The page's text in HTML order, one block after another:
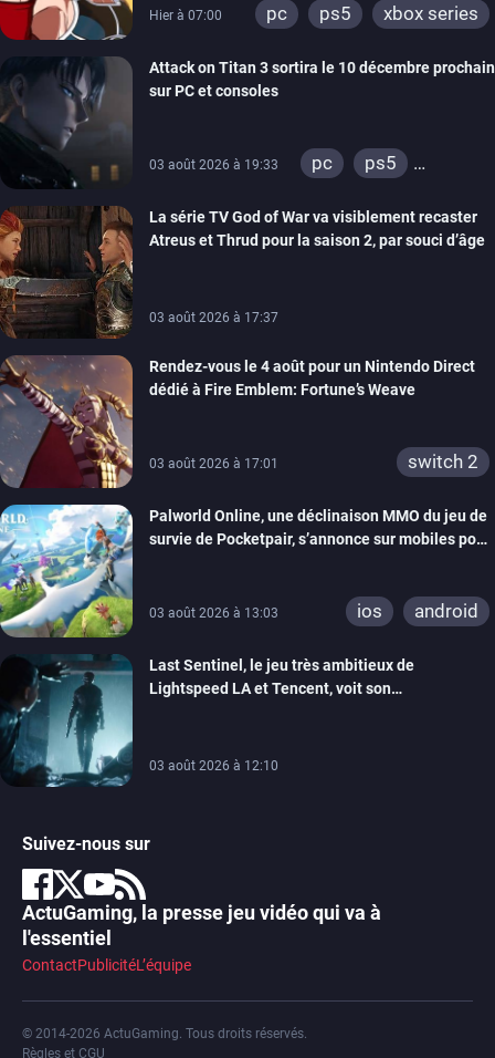
Hier à 07:00 pc ps5 xbox series
Attack on Titan 3 sortira le 10 décembre prochain
sur PC et consoles
03 août 2026 à 19:33 pc
ps5
switch 2
La série TV God of War va visiblement recaster
Atreus et Thrud pour la saison 2, par souci d’âge
03 août 2026 à 17:37
Rendez-vous le 4 août pour un Nintendo Direct
dédié à Fire Emblem: Fortune’s Weave
03 août 2026 à 17:01 switch 2
Palworld Online, une déclinaison MMO du jeu de
survie de Pocketpair, s’annonce sur mobiles pour
03 août 2026 à 13:03 ios android
Last Sentinel, le jeu très ambitieux de
Lightspeed LA et Tencent, voit son
03 août 2026 à 12:10
Suivez-nous sur
ActuGaming, la presse jeu vidéo qui va à
l'essentiel
ContactPublicitéL’équipe
© 2014-2026 ActuGaming. Tous droits réservés.
Règles et CGU